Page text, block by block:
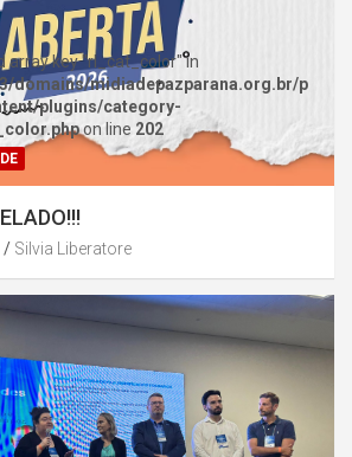
array key "rl_cat_color" in
domains/midiadepazparana.org.br/p
plugins/category-
on line 202
Silvia Liberatore